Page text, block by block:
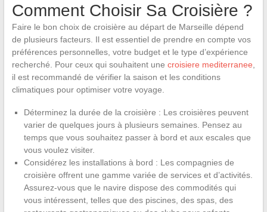
Comment Choisir Sa Croisière ?
Faire le bon choix de croisière au départ de Marseille dépend
de plusieurs facteurs. Il est essentiel de prendre en compte vos
préférences personnelles, votre budget et le type d’expérience
recherché. Pour ceux qui souhaitent une croisiere mediterranee
il est recommandé de vérifier la saison et les conditions
climatiques pour optimiser votre voyage.
Déterminez la durée de la croisière : Les croisières peuvent
varier de quelques jours à plusieurs semaines. Pensez au
temps que vous souhaitez passer à bord et aux escales que
vous voulez visiter.
Considérez les installations à bord : Les compagnies de
croisière offrent une gamme variée de services et d’activités.
Assurez-vous que le navire dispose des commodités qui
vous intéressent, telles que des piscines, des spas, des